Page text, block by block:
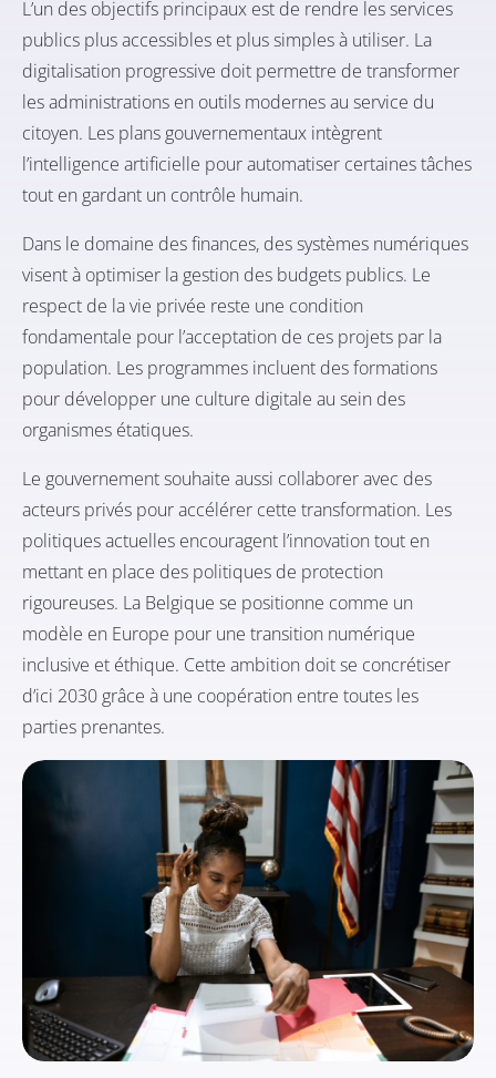
L’un des objectifs principaux est de rendre les services
publics plus accessibles et plus simples à utiliser. La
digitalisation progressive doit permettre de transformer
les administrations en outils modernes au service du
citoyen. Les plans gouvernementaux intègrent
l’intelligence artificielle pour automatiser certaines tâches
tout en gardant un contrôle humain.
Dans le domaine des finances, des systèmes numériques
visent à optimiser la gestion des budgets publics. Le
respect de la vie privée reste une condition
fondamentale pour l’acceptation de ces projets par la
population. Les programmes incluent des formations
pour développer une culture digitale au sein des
organismes étatiques.
Le gouvernement souhaite aussi collaborer avec des
acteurs privés pour accélérer cette transformation. Les
politiques actuelles encouragent l’innovation tout en
mettant en place des politiques de protection
rigoureuses. La Belgique se positionne comme un
modèle en Europe pour une transition numérique
inclusive et éthique. Cette ambition doit se concrétiser
d’ici 2030 grâce à une coopération entre toutes les
parties prenantes.